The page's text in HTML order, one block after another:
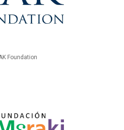
Foundation